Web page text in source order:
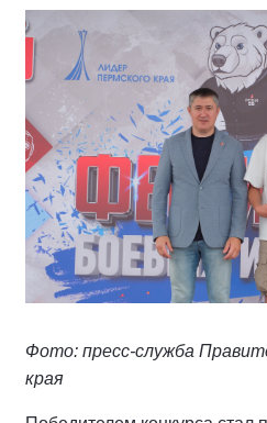
Фото: пресс-служба
края